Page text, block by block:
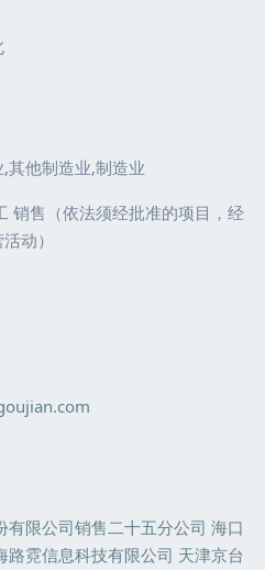
其他制造业,制造业
销售（依法须经批准的项目，经
动）
有限公司销售二十五分公司 海口
路霓信息科技有限公司 天津京台